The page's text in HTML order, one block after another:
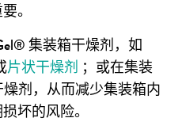
。
集装箱干燥剂，如
片状干燥剂 ；或在集装
燥剂，从而减少集装箱内
坏的风险。